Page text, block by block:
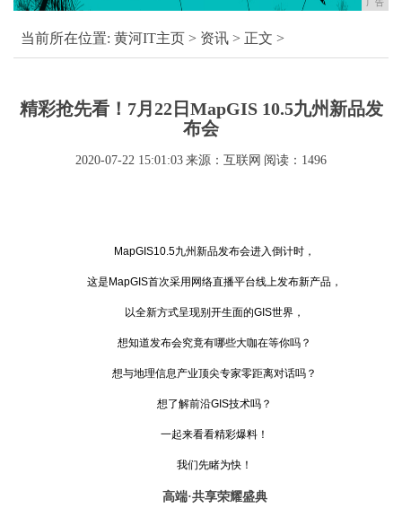
广告
当前所在位置: 黄河IT主页 > 资讯 > 正文 >
精彩抢先看！7月22日MapGIS 10.5九州新品发
布会
2020-07-22 15:01:03 来源：互联网 阅读：1496
MapGIS10.5九州新品发布会进入倒计时，
这是MapGIS首次采用网络直播平台线上发布新产品，
以全新方式呈现别开生面的GIS世界，
想知道发布会究竟有哪些大咖在等你吗？
想与地理信息产业顶尖专家零距离对话吗？
想了解前沿GIS技术吗？
一起来看看精彩爆料！
我们先睹为快！
高端·共享荣耀盛典